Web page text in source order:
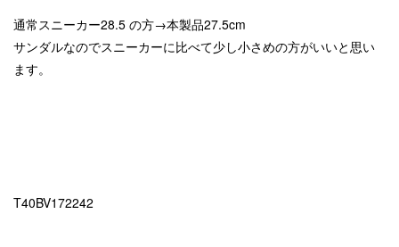
通常スニーカー28.5 の方→本製品27.5cm
サンダルなのでスニーカーに比べて少し小さめの方がいいと思い
ます。
T40BV172242